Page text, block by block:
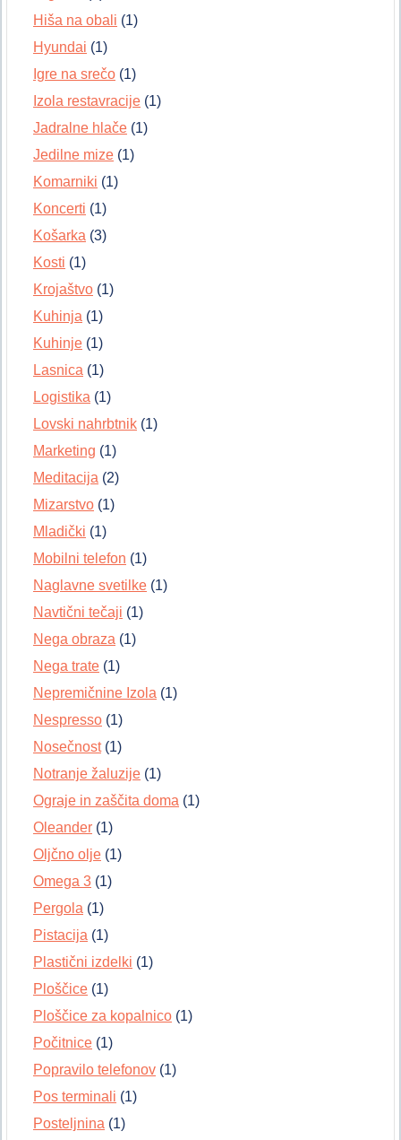
Hiša na obali (1)
Hyundai (1)
Igre na srečo (1)
Izola restavracije (1)
Jadralne hlače (1)
Jedilne mize (1)
Komarniki (1)
Koncerti (1)
Košarka (3)
Kosti (1)
Krojaštvo (1)
Kuhinja (1)
Kuhinje (1)
Lasnica (1)
Logistika (1)
Lovski nahrbtnik (1)
Marketing (1)
Meditacija (2)
Mizarstvo (1)
Mladički (1)
Mobilni telefon (1)
Naglavne svetilke (1)
Navtični tečaji (1)
Nega obraza (1)
Nega trate (1)
Nepremičnine Izola (1)
Nespresso (1)
Nosečnost(1)
Notranje žaluzije (1)
Ograje in zaščita doma (1)
Oleander (1)
Oljčno olje (1)
Omega 3 (1)
Pergola (1)
Pistacija (1)
Plastični izdelki (1)
Ploščice (1)
Ploščice za kopalnico (1)
Počitnice (1)
Popravilo telefonov (1)
Pos terminali (1)
Posteljnina (1)